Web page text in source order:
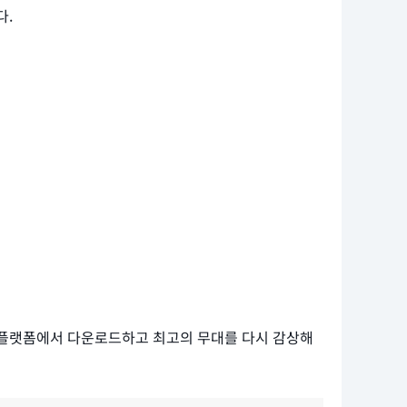
.
폼에서 다운로드하고 최고의 무대를 다시 감상해